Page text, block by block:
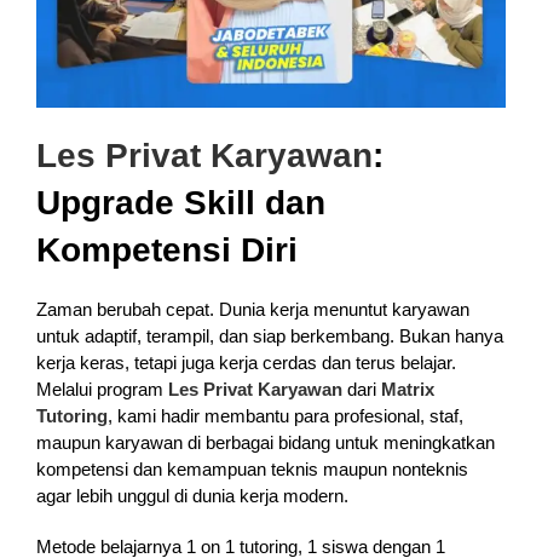
Les Privat Karyawan:
Upgrade Skill dan
Kompetensi Diri
Zaman berubah cepat. Dunia kerja menuntut karyawan
untuk adaptif, terampil, dan siap berkembang. Bukan hanya
kerja keras, tetapi juga kerja cerdas dan terus belajar.
Melalui program Les Privat Karyawandari Matrix
Tutoring, kami hadir membantu para profesional, staf,
maupun karyawan di berbagai bidang untuk meningkatkan
kompetensi dan kemampuan teknis maupun nonteknis
agar lebih unggul di dunia kerja modern.
Metode belajarnya 1 on 1 tutoring, 1 siswa dengan 1